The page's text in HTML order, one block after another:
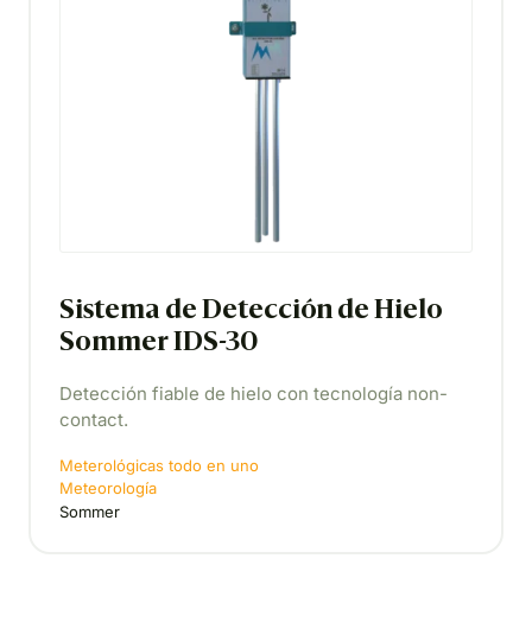
Sistema de Detección de Hielo
Sommer IDS-30
Detección fiable de hielo con tecnología non-
contact.
Meterológicas todo en uno
Meteorología
Sommer